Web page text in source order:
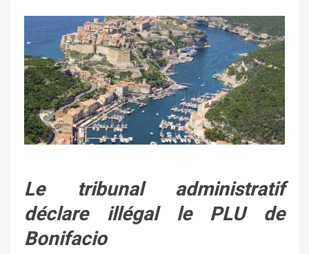
Le tribunal administratif
déclare illégal le PLU de
Bonifacio